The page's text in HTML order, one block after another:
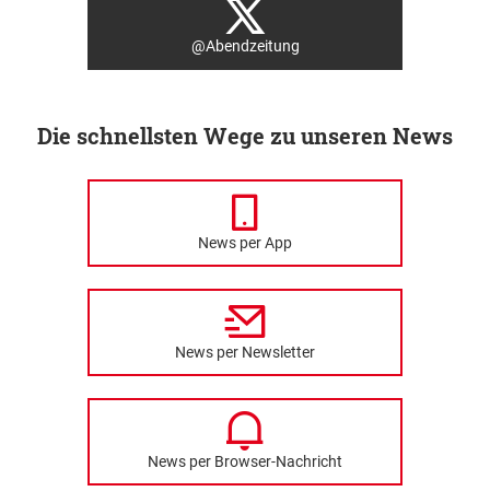
@Abendzeitung
Die schnellsten Wege zu unseren News
News per App
News per Newsletter
News per Browser-Nachricht